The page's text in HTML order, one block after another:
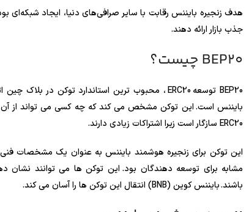
هدف زنجیره بایننس رقابت با سایر صرافی‌های دنیا، ایجاد شبکه‌ای
جذب بازار ارائه دهند.
BEP20 چیست؟
ERC20 سازگار است زیرا اشتراکات زیادی دارند.
این توکن برای زنجیره هوشمند بایننس به عنوان یک مشخصات
مشابه برای توسعه دهندگان بود. این توکن ها می توانند
باشند. بایننس کوین (BNB) انتقال این توکن ها را آسان می کند.